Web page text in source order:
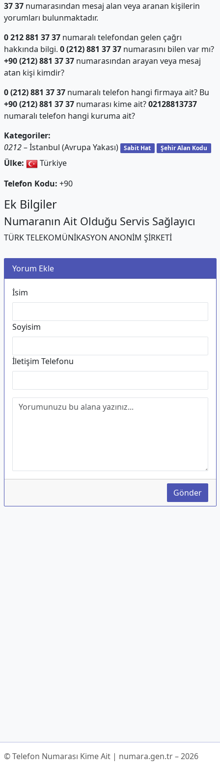
37 37numarasından mesaj alan veya aranan kişilerin
yorumları bulunmaktadır.
0 212 881 37 37numaralı telefondan gelen çağrı
hakkında bilgi. 0 (212) 881 37 37numarasını bilen var mı?
+90 (212) 881 37 37numarasından arayan veya mesaj
atan kişi kimdir?
0 (212) 881 37 37numaralı telefon hangi firmaya ait? Bu
+90 (212) 881 37 37numarası kime ait?02128813737
numaralı telefon hangi kuruma ait?
Kategoriler:
0212– İstanbul (Avrupa Yakası) Sabit Hat Şehir Alan Kodu
Ülke:
Türkiye
Telefon Kodu: +90
Ek Bilgiler
Numaranın Ait Olduğu Servis Sağlayıcı
TÜRK TELEKOMÜNİKASYON ANONİM ŞİRKETİ
Yorum Ekle
İsim
Soyisim
İletişim Telefonu
Gönder
© Telefon Numarası Kime Ait | numara.gen.tr – 2026